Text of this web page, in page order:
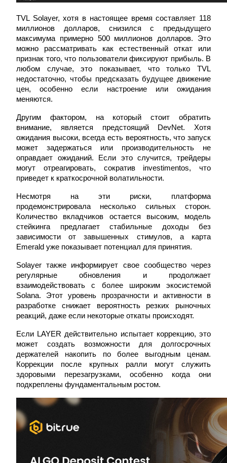
Авто Инвест
Получите долгосрочную прибыль и гибкие проценты
Изучите стейкинг
Узнайте о пассивном доходе
Bitrue
AI
Партнеры Bitrue
До 65% комиссии!
TVL Solayer, хотя в настоящее время составляет 118
миллионов долларов, снизился с предыдущего
максимума примерно 500 миллионов долларов. Это
можно рассматривать как естественный откат или
признак того, что пользователи фиксируют прибыль. В
любом случае, это показывает, что только TVL
недостаточно, чтобы предсказать будущее движение
цен, особенно если настроение или ожидания
меняются.
Другим фактором, на который стоит обратить
внимание, является предстоящий DevNet. Хотя
ожидания высоки, всегда есть вероятность, что запуск
может задержаться или производительность не
оправдает ожиданий. Если это случится, трейдеры
могут отреагировать, сократив investimentos, что
приведет к краткосрочной волатильности.
Несмотря на эти риски, платформа
продемонстрировала несколько сильных сторон.
Количество вкладчиков остается высоким, модель
стейкинга предлагает стабильные доходы без
зависимости от завышенных стимулов, а карта
Emerald уже показывает потенциал для принятия.
Solayer также информирует свое сообщество через
регулярные обновления и продолжает
взаимодействовать с более широким экосистемой
Solana. Этот уровень прозрачности и активности в
разработке снижает вероятность резких рыночных
реакций, даже если некоторые откаты происходят.
Если LAYER действительно испытает коррекцию, это
может создать возможности для долгосрочных
держателей накопить по более выгодным ценам.
Коррекции после крупных ралли могут служить
здоровыми перезагрузками, особенно когда они
подкреплены фундаментальным ростом.